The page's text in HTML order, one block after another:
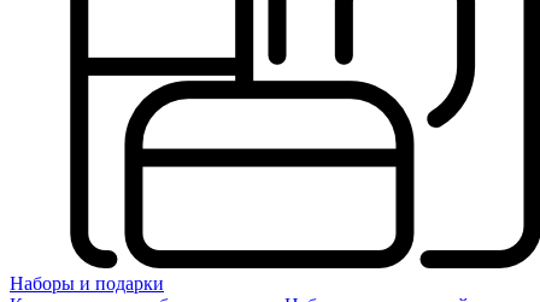
Наборы и подарки